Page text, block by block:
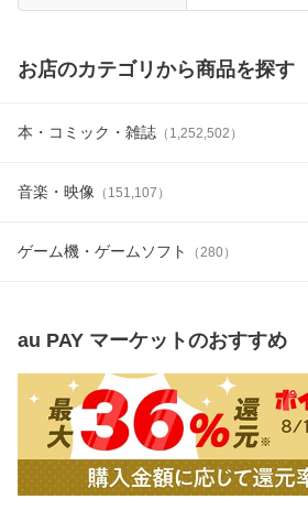
お店のカテゴリから商品を探す
本・コミック・雑誌 （ 1,252,502 ）
音楽・映像 （ 151,107 ）
ゲーム機・ゲームソフト （280）
au PAY マーケットのおすすめ